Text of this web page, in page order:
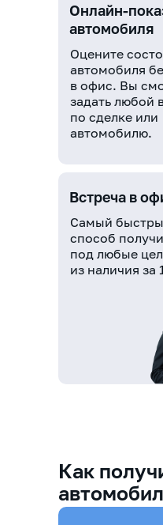
Оцените
автомобиля
в офис. Вы
задать любой
по сделке или
автомобилю.
Самый
способ
под любые
из наличия за
Онлайн-
автомобиля
Встреча в
Как